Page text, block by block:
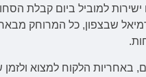
ישירות למוביל ביום קבלת
הלקוח למצוא ולזמן